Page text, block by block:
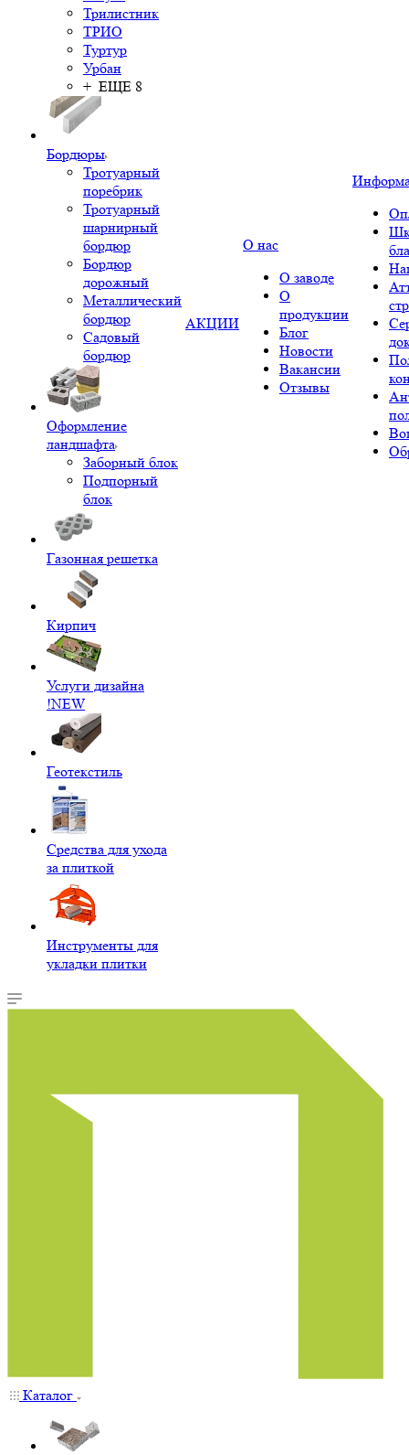
Трилистник
ТРИО
Туртур
Урбан
+ ЕЩЕ 8
Бордюры
Тротуарный
поребрик
Тротуарный
шарнирный
бордюр
Бордюр
дорожный
Металлический
бордюр
Садовый
бордюр
Оформление
ландшафта
Заборный блок
Подпорный
блок
Газонная решетка
Кирпич
Услуги дизайна
!NEW
Геотекстиль
Средства для ухода
за плиткой
Инструменты для
укладки плитки
АКЦИИ
О нас
О заводе
О
продукции
Блог
Новости
Вакансии
Отзывы
Каталог